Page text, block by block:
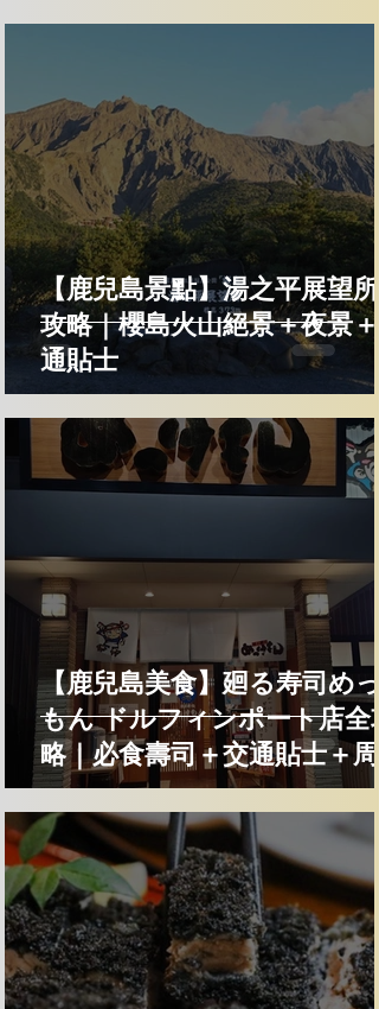
【鹿兒島景點】湯之平展望所
攻略｜櫻島火山絕景＋夜景＋
通貼士
【鹿兒島美食】廻る寿司めっ
もん ドルフィンポート店全
略｜必食壽司＋交通貼士＋周
景點